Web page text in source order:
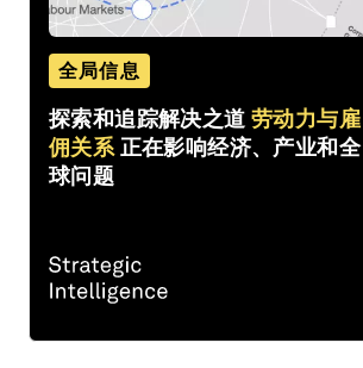
全局信息
探索和追踪解决之道 劳动力与雇
佣关系 正在影响经济、产业和全
球问题